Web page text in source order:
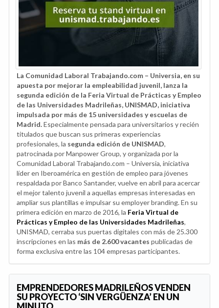
La Comunidad Laboral Trabajando.com – Universia, en su
apuesta por mejorar la empleabilidad juvenil, lanza la
segunda edición de la Feria Virtual de Prácticas y Empleo
de las Universidades Madrileñas, UNISMAD, iniciativa
impulsada por más de 15 universidades y escuelas de
Madrid.Especialmente pensada para universitarios y recién
titulados que buscan sus primeras experiencias
profesionales, la segunda edición de UNISMAD,
patrocinada por Manpower Group, y organizada por la
Comunidad Laboral Trabajando.com – Universia, iniciativa
líder en Iberoamérica en gestión de empleo para jóvenes
respaldada por Banco Santander, vuelve en abril para acercar
el mejor talento juvenil a aquellas empresas interesadas en
ampliar sus plantillas e impulsar su employer branding. En su
primera edición en marzo de 2016, la Feria Virtual de
Prácticas y Empleo de las Universidades Madrileñas,
UNISMAD, cerraba sus puertas digitales con más de 25.300
inscripciones en las más de 2.600 vacantes publicadas de
forma exclusiva entre las 104 empresas participantes.
EMPRENDEDORES MADRILEÑOS VENDEN
SU PROYECTO ‘SIN VERGÜENZA’ EN UN